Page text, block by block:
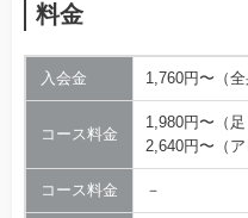
料金
入会金 1,760円〜（全
コース料金
1,980円〜（足
2,640円〜（ア
コース料金 －